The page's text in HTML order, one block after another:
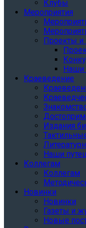
Клубы
Мероприятия
Проекты и
Наши
Краеведение
Издания
Наши
Коллегам
Коллегам
Новинки
Новинки
Газеты и
Новые